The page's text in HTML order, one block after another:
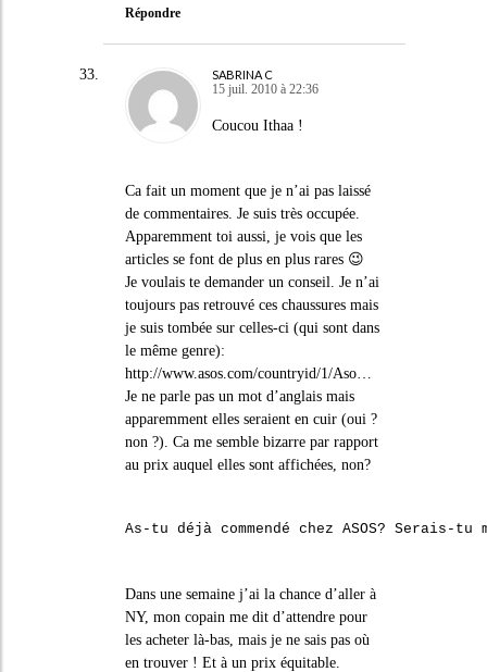
Répondre
SABRINA C
15 juil. 2010 à 22:36
Coucou Ithaa !
Ca fait un moment que je n’ai pas laissé
de commentaires. Je suis très occupée.
Apparemment toi aussi, je vois que les
articles se font de plus en plus rares 😉
Je voulais te demander un conseil. Je n’ai
toujours pas retrouvé ces chaussures mais
je suis tombée sur celles-ci (qui sont dans
le même genre):
http://www.asos.com/countryid/1/Aso…
Je ne parle pas un mot d’anglais mais
apparemment elles seraient en cuir (oui ?
non ?). Ca me semble bizarre par rapport
au prix auquel elles sont affichées, non?
As-tu déjà commendé chez ASOS?
Dans une semaine j’ai la chance d’aller à
NY, mon copain me dit d’attendre pour
les acheter là-bas, mais je ne sais pas où
en trouver ! Et à un prix équitable.